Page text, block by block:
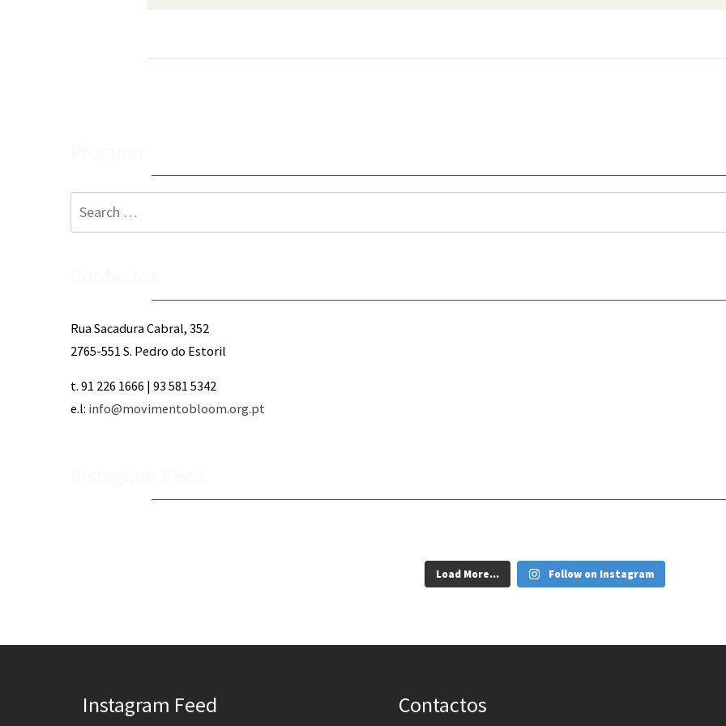
Rua Sacadura Cabral, 352
2765-551 S. Pedro do Estoril
t. 91 226 1666 | 93 581 5342
e.l: info@movimentobloom.org.pt
Load More... Follow on Instagram
Instagram Feed Contactos